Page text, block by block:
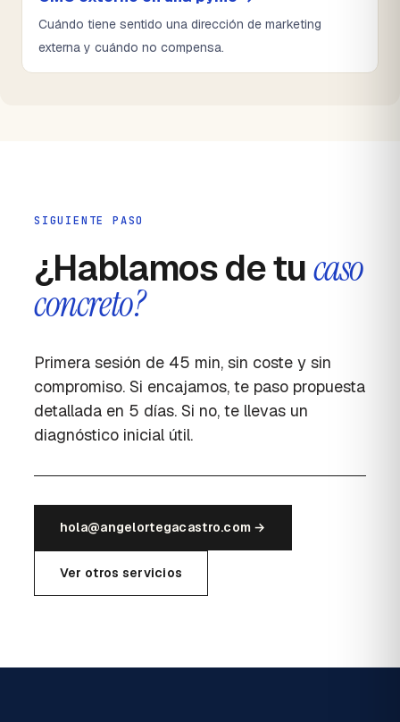
Cuándo tiene sentido una dirección de marketing
externa y cuándo no compensa.
SIGUIENTE PASO
¿Hablamos de tucaso
concreto?
Primera sesión de 45 min, sin coste y sin
compromiso. Si encajamos, te paso propuesta
detallada en 5 días. Si no, te llevas un
diagnóstico inicial útil.
hola@angelortegacastro.com →
Ver otros servicios